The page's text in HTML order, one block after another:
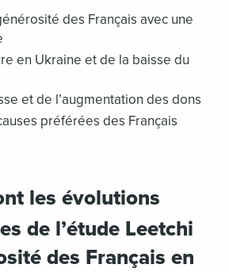
des Français avec une
en Ukraine et de la baisse du
et de l’augmentation des dons
préférées des Français
les évolutions
de l’étude Leetchi
des Français en